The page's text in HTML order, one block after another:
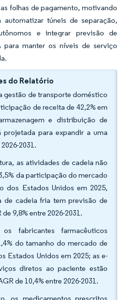
folhas de pagamento, motivando
túneis de separação,
e integrar previsão de
para manter os níveis de serviço
do Relatório
gestão de transporte doméstico
de receita de 42,2% em
e distribuição de
projetada para expandir a uma
2031.
as atividades de cadeia não
da participação do mercado
dos Estados Unidos em 2025,
de cadeia fria tem previsão de
9,8% entre 2026-2031.
fabricantes farmacêuticos
do tamanho do mercado de
Estados Unidos em 2025; as e-
diretos ao paciente estão
de 10,4% entre 2026-2031.